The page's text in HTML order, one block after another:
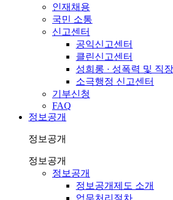
인재채용
국민 소통
신고센터
공익신고센터
클린신고센터
성희롱 · 성폭력 및 직
소극행정 신고센터
기부신청
FAQ
정보공개
정보공개
정보공개
정보공개
정보공개제도 소개
업무처리절차